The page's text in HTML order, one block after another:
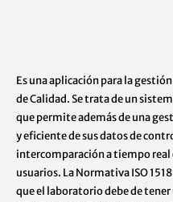
Es una aplicación para la
de Calidad. Se trata de un
que permite además de una
y eficiente de sus datos de
intercomparación a tiempo real
usuarios. La Normativa ISO
que el laboratorio debe de